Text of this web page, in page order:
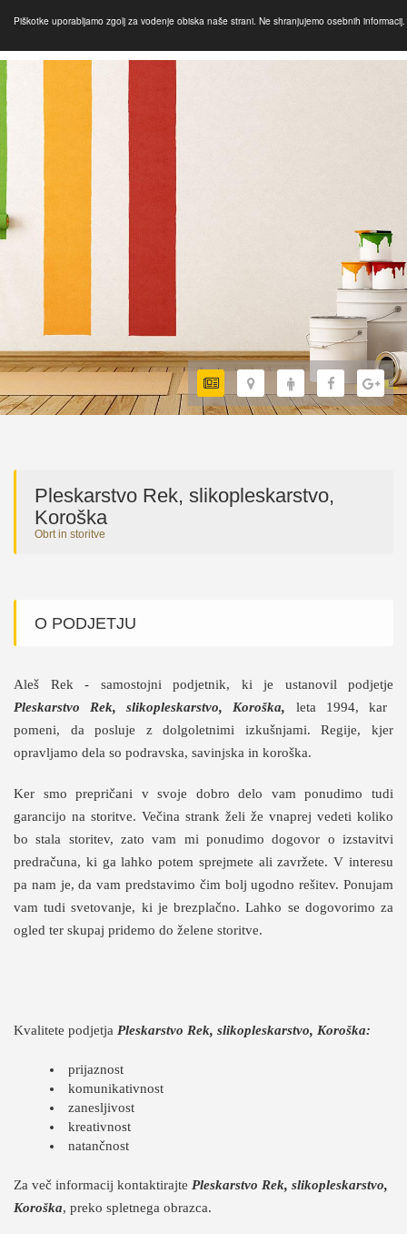
Piškotke uporabljamo zgolj za vodenje obiska naše strani. Ne shranjujemo osebnih informacij.
Pleskarstvo Rek, slikopleskarstvo,
Koroška
Obrt in storitve
O PODJETJU
Aleš Rek - samostojni podjetnik, ki je ustanovil podjetje
Pleskarstvo Rek, slikopleskarstvo, Koroška, leta 1994, kar
pomeni, da posluje z dolgoletnimi izkušnjami. Regije, kjer
opravljamo dela so podravska, savinjska in koroška.
Ker smo prepričani v svoje dobro delo vam ponudimo tudi
garancijo na storitve. Večina strank želi že vnaprej vedeti koliko
bo stala storitev, zato vam mi ponudimo dogovor o izstavitvi
predračuna, ki ga lahko potem sprejmete ali zavržete. V interesu
pa nam je, da vam predstavimo čim bolj ugodno rešitev. Ponujam
vam tudi svetovanje, ki je brezplačno. Lahko se dogovorimo za
ogled ter skupaj pridemo do želene storitve.
Kvalitete podjetja Pleskarstvo Rek, slikopleskarstvo, Koroška:
prijaznost
komunikativnost
zanesljivost
kreativnost
natančnost
Za več informacij kontaktirajte Pleskarstvo Rek, slikopleskarstvo,
Koroška, preko spletnega obrazca.